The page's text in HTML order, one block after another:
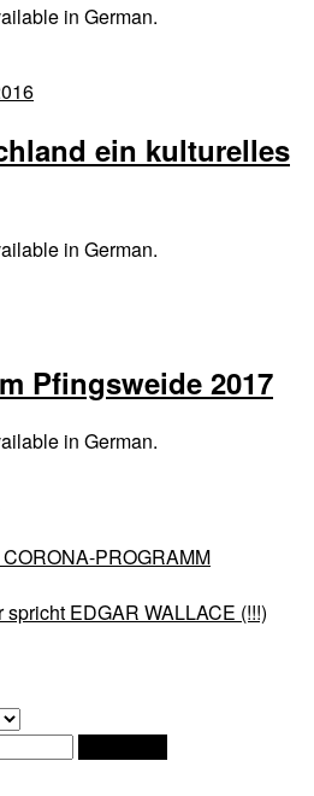
in German.
ein kulturelles
in German.
Pfingsweide 2017
in German.
PROGRAMM
spricht EDGAR WALLACE (!!!)